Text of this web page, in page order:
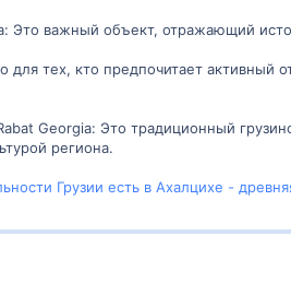
Это важный объект, отражающий
для тех, кто предпочитает
Georgia: Это традиционный
региона.
Грузии есть в Ахалцихе -